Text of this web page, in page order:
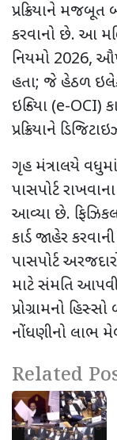
પ્રક્રિયાને
કરવાનો છે. આ
નિયમો 2026,
હતા; જે હેઠળ
ઇન્ડિયા (e-OCI)
પ્રક્રિયાને
ગૃહ મંત્રાલયે
પાસપોર્ટ
આવ્યા છે.
કાર્ડ જાહેર
પાસપોર્ટ
માટે સંમતિ આપવી
પ્રોગ્રામનો
નોંધણીનો લાભ
Related